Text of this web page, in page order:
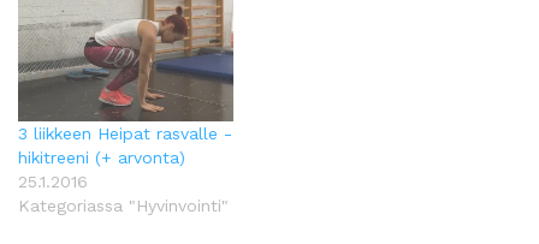
3 liikkeen Heipat rasvalle -
hikitreeni (+ arvonta)
25.1.2016
Kategoriassa "Hyvinvointi"